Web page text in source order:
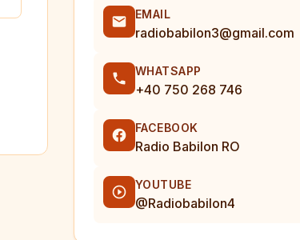
EMAIL
radiobabilon3@gmail.com
WHATSAPP
+40 750 268 746
FACEBOOK
Radio Babilon RO
YOUTUBE
@Radiobabilon4